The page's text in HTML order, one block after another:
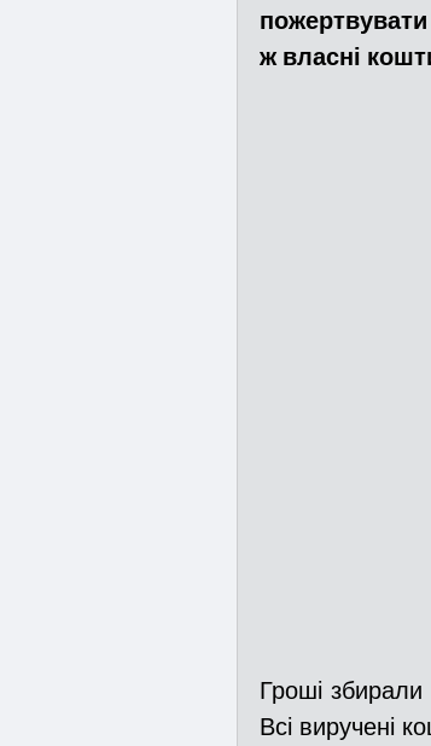
по
ж власні
Гроші
Всі виручені